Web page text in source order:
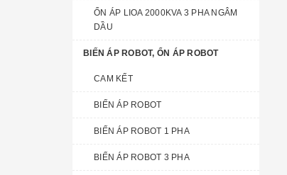
ỔN ÁP LIOA 2000KVA 3 PHA NGÂM
DẦU
BIẾN ÁP ROBOT, ỔN ÁP ROBOT
CAM KẾT
BIẾN ÁP ROBOT
BIẾN ÁP ROBOT 1 PHA
BIẾN ÁP ROBOT 3 PHA